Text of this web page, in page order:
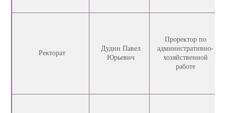
Ректорат
Дудин Павел
Юрьевич
Проректор по
административно-
хозяйственной
работе